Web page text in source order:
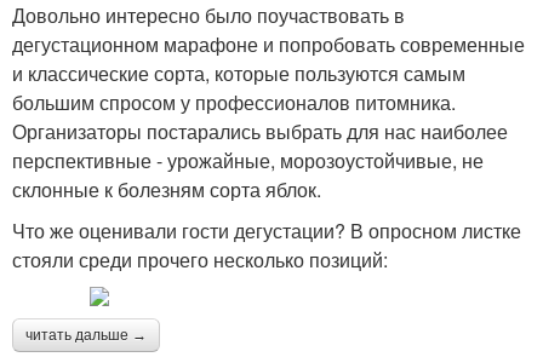
Довольно интересно было поучаствовать в
дегустационном марафоне и попробовать современные
и классические сорта, которые пользуются самым
большим спросом у профессионалов питомника.
Организаторы постарались выбрать для нас наиболее
перспективные - урожайные, морозоустойчивые, не
склонные к болезням сорта яблок.
Что же оценивали гости дегустации? В опросном листке
стояли среди прочего несколько позиций:
читать дальше →